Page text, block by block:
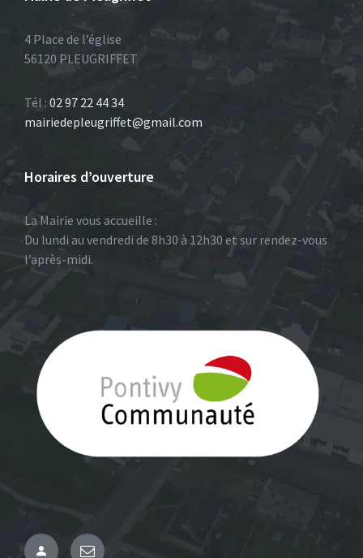
4 Place de l’église
56120 PLEUGRIFFET
Tél : 02 97 22 44 34
mairiedepleugriffet@gmail.com
Horaires d’ouverture
La Mairie vous accueille :
Du lundi au vendredi de 8h30 à 12h30 et sur rendez-vous
l’après-midi.
Administration
Email